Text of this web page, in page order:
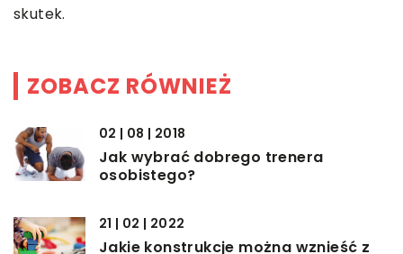
skutek.
ZOBACZ RÓWNIEŻ
02 | 08 | 2018
Jak wybrać dobrego trenera
osobistego?
21 | 02 | 2022
Jakie konstrukcje można wznieść z